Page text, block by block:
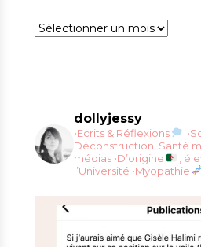
Archives
dollyjessy
•Ecrits & Réflexions
Déconstruction, Santé
médias •D’origine
,
l’Université •Myopathie